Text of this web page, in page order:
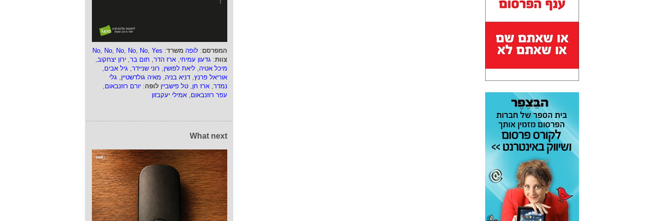
המפרסם: לופה משרד:
No, No, No, No, No, Yes
צוות: גדעון עמיחי, ארז הדר, תום בר, ירון יצחקוב,
מיכל אטיה, ליאת לפושין, רוני שניידר, גיל אבים,
אוריאל פרנץ, דניא בניה, מאיה גולדשטיין, גלי
נמדר, ארז חן, טל פישביין לופה: יורם רוזנבאום,
עפר רוזנבאום, אמילי יעקבזון
What next